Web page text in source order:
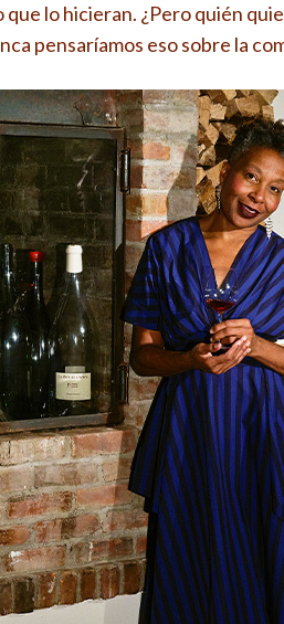
lo hicieran. ¿Pero quién
pensaríamos eso sobre la